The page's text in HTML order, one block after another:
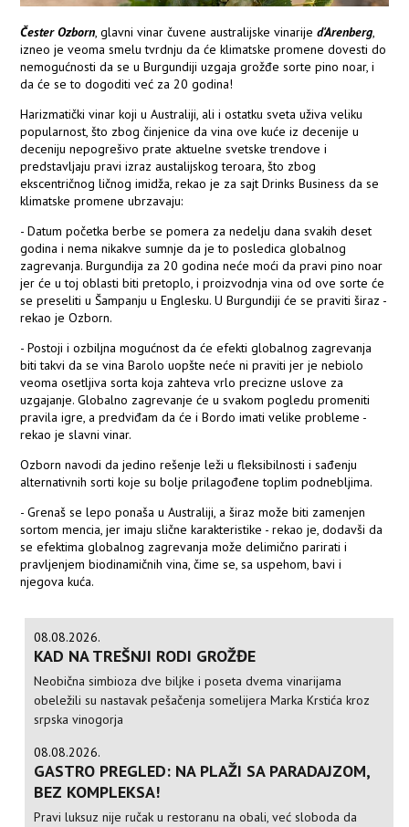
Čester Ozborn, glavni vinar čuvene australijske vinarijed'Arenberg,
izneo je veoma smelu tvrdnju da će klimatske promene dovesti do
nemogućnosti da se u Burgundiji uzgaja grožđe sorte pino noar, i
da će se to dogoditi već za 20 godina!
Harizmatički vinar koji u Australiji, ali i ostatku sveta uživa veliku
popularnost, što zbog činjenice da vina ove kuće iz decenije u
deceniju nepogrešivo prate aktuelne svetske trendove i
predstavljaju pravi izraz austalijskog teroara, što zbog
ekscentričnog ličnog imidža, rekao je za sajt Drinks Business da se
klimatske promene ubrzavaju:
- Datum početka berbe se pomera za nedelju dana svakih deset
godina i nema nikakve sumnje da je to posledica globalnog
zagrevanja. Burgundija za 20 godina neće moći da pravi pino noar
jer će u toj oblasti biti pretoplo, i proizvodnja vina od ove sorte će
se preseliti u Šampanju u Englesku. U Burgundiji će se praviti širaz -
rekao je Ozborn.
- Postoji i ozbiljna mogućnost da će efekti globalnog zagrevanja
biti takvi da se vina Barolo uopšte neće ni praviti jer je nebiolo
veoma osetljiva sorta koja zahteva vrlo precizne uslove za
uzgajanje. Globalno zagrevanje će u svakom pogledu promeniti
pravila igre, a predviđam da će i Bordo imati velike probleme -
rekao je slavni vinar.
Ozborn navodi da jedino rešenje leži u fleksibilnosti i sađenju
alternativnih sorti koje su bolje prilagođene toplim podnebljima.
- Grenaš se lepo ponaša u Australiji, a širaz može biti zamenjen
sortom mencia, jer imaju slične karakteristike - rekao je, dodavši da
se efektima globalnog zagrevanja može delimično parirati i
pravljenjem biodinamičnih vina, čime se, sa uspehom, bavi i
njegova kuća.
08.08.2026.
KAD NA TREŠNJI RODI GROŽĐE
Neobična simbioza dve biljke i poseta dvema vinarijama
obeležili su nastavak pešačenja somelijera Marka Krstića kroz
srpska vinogorja
08.08.2026.
GASTRO PREGLED: NA PLAŽI SA PARADAJZOM,
BEZ KOMPLEKSA!
Pravi luksuz nije ručak u restoranu na obali, već sloboda da